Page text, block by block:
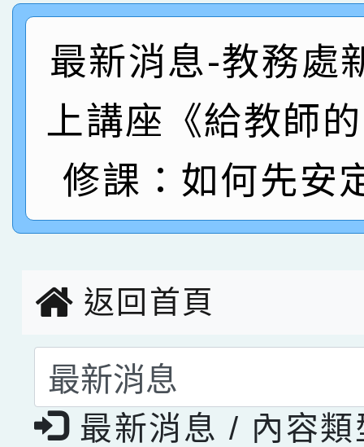
創客第三名。
賽 洪綺君教師榮獲社
名
賀！本校阿巴斯O蜜、
倩參加桃園市科展 國
名 指導老師王老師、
賀！本校四年二班張O
園市英語競賽國小朗讀
指導老師林老師
賀！本校參加桃園市中
賽 劉文瑛教師榮獲教
臺灣台語-第二名
賀！本校參與2026世
市賽榮獲科學小創客佳
最新消息-教務處
上講座《給教師
修課：如何先安
返回首頁
選擇後頁面內容會更
最新消息 / 內容類